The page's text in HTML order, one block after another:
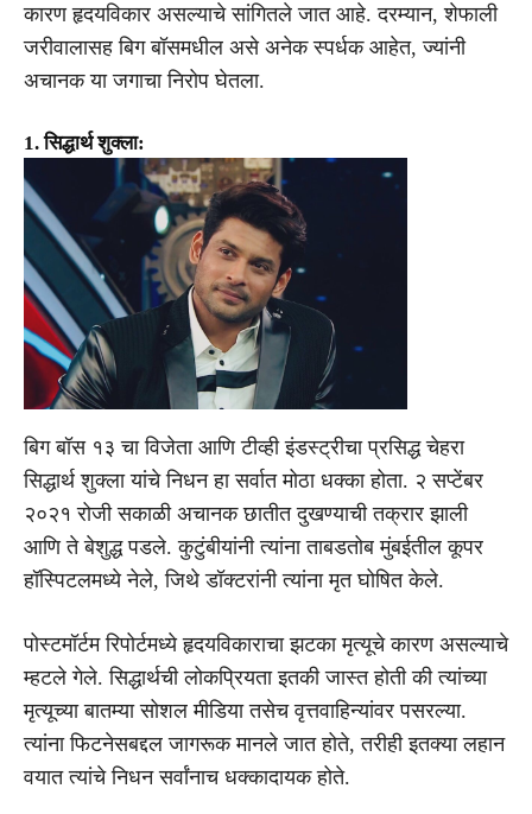
कारण हृदयविकार असल्याचे सांगितले जात आहे. दरम्यान, शेफाली
जरीवालासह बिग बॉसमधील असे अनेक स्पर्धक आहेत, ज्यांनी
अचानक या जगाचा निरोप घेतला.
1. सिद्धार्थ शुक्ला:
बिग बॉस १३ चा विजेता आणि टीव्ही इंडस्ट्रीचा प्रसिद्ध चेहरा
सिद्धार्थ शुक्ला यांचे निधन हा सर्वात मोठा धक्का होता. २ सप्टेंबर
२०२१ रोजी सकाळी अचानक छातीत दुखण्याची तक्रार झाली
आणि ते बेशुद्ध पडले. कुटुंबीयांनी त्यांना ताबडतोब मुंबईतील कूपर
हॉस्पिटलमध्ये नेले, जिथे डॉक्टरांनी त्यांना मृत घोषित केले.
पोस्टमॉर्टम रिपोर्टमध्ये हृदयविकाराचा झटका मृत्यूचे कारण असल्याचे
म्हटले गेले. सिद्धार्थची लोकप्रियता इतकी जास्त होती की त्यांच्या
मृत्यूच्या बातम्या सोशल मीडिया तसेच वृत्तवाहिन्यांवर पसरल्या.
त्यांना फिटनेसबद्दल जागरूक मानले जात होते, तरीही इतक्या लहान
वयात त्यांचे निधन सर्वांनाच धक्कादायक होते.